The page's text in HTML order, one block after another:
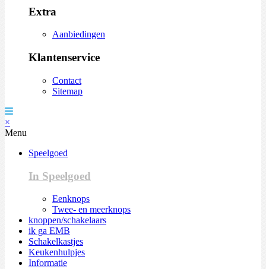
Extra
Aanbiedingen
Klantenservice
Contact
Sitemap
×
Menu
Speelgoed
In Speelgoed
Eenknops
Twee- en meerknops
knoppen/schakelaars
ik ga EMB
Schakelkastjes
Keukenhulpjes
Informatie